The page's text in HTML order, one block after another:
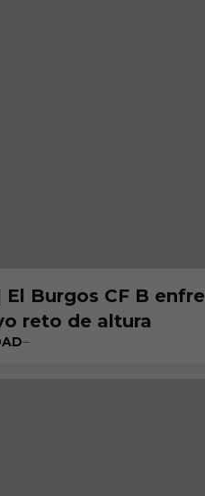
El Burgos CF B
reto de altura